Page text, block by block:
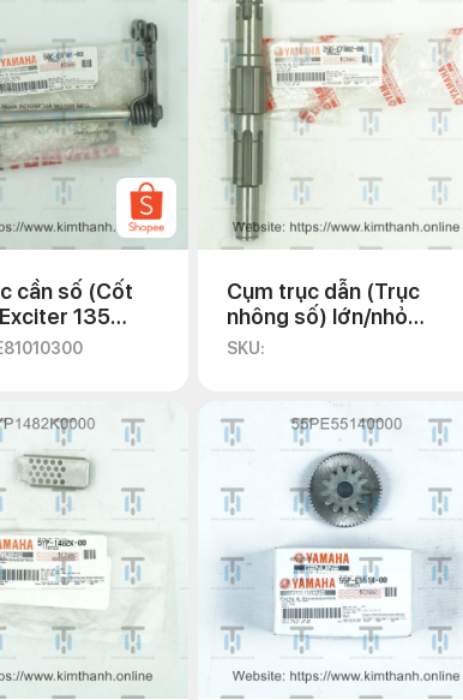
cần số (Cốt
135
Cụm trục dẫn (Trục
nhông số) lớn/nhỏ
Exciter 135 2011
SKU: